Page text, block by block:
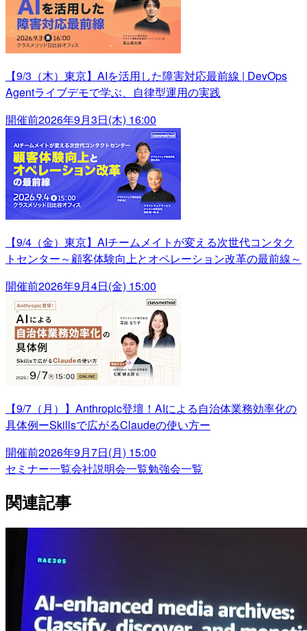
【9/3（木）東京】AIを活用した障害対応最前線 | DevOps
Agentライブデモで学ぶ、自律型運用の実践
開催前2026年9月3日(木) 16:00
【9/4（金）東京】AIチームメイトが変える次世代コンタク
トセンター～顧客体験向上とオペレーション改革の最前線～
開催前2026年9月4日(金) 15:00
【9/7（月）】Anthropic登壇！AIによる自治体業務効率化の
具体例ーSkillsで広がるClaudeの使い方ー
開催前2026年9月7日(月) 15:00
セミナー一覧会社説明会一覧勉強会一覧
関連記事